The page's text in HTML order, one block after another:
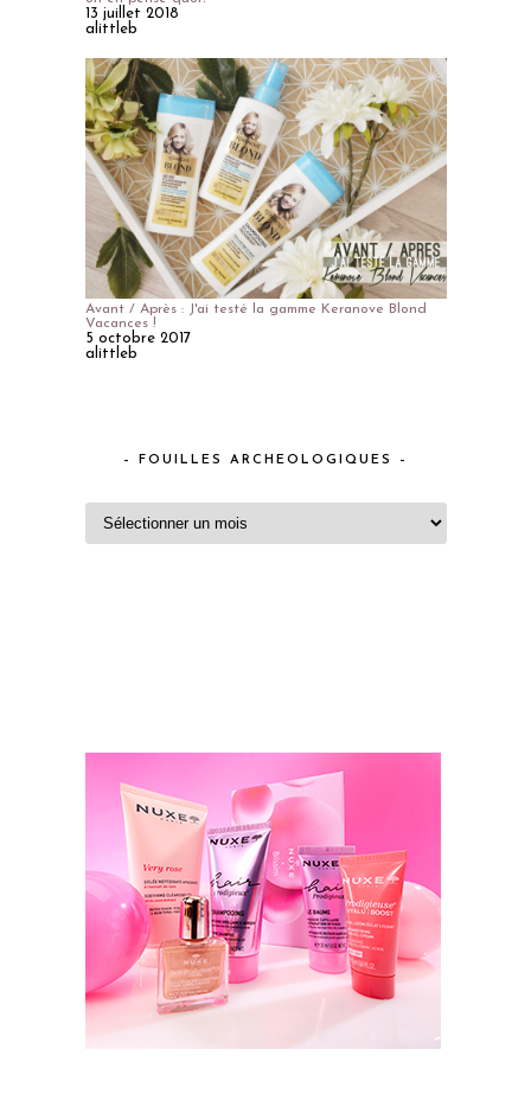
13 juillet 2018
alittleb
Avant / Après : J'ai testé la gamme Keranove Blond
Vacances !
5 octobre 2017
alittleb
– FOUILLES ARCHEOLOGIQUES –